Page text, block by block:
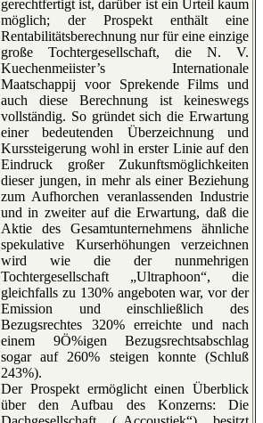
gerechtfertigt ist, darüber ist ein Urteil kaum
möglich; der Prospekt enthält eine
Rentabilitätsberechnung nur für eine einzige
große Tochtergesellschaft, die N. V.
Kuechenmeiister’s Internationale
Maatschappij voor Sprekende Films und
auch diese Berechnung ist keineswegs
vollständig. So gründet sich die Erwartung
einer bedeutenden Überzeichnung und
Kurssteigerung wohl in erster Linie auf den
Eindruck großer Zukunftsmöglichkeiten
dieser jungen, in mehr als einer Beziehung
zum Aufhorchen veranlassenden Industrie
und in zweiter auf die Erwartung, daß die
Aktie des Gesamtunternehmens ähnliche
spekulative Kurserhöhungen verzeichnen
wird wie die der nunmehrigen
Tochtergesellschaft „Ultraphoon“, die
gleichfalls zu 130% angeboten war, vor der
Emission und einschließlich des
Bezugsrechtes 320% erreichte und nach
einem 9Ö%igen Bezugsrechtsabschlag
sogar auf 260% steigen konnte (Schluß
243%).
Der Prospekt ermöglicht einen Überblick
über den Aufbau des Konzerns: Die